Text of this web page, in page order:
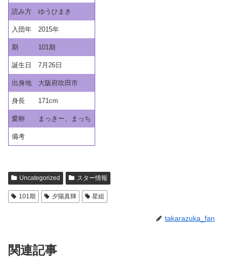
読み方 ゆうひまき
入団年 2015年
期 101期
誕生日 7月26日
出身地 大阪府吹田市
身長 171cm
愛称 まっきー、まっち
備考
Uncategorized スター情報
101期 夕陽真輝 星組
takarazuka_fan
関連記事